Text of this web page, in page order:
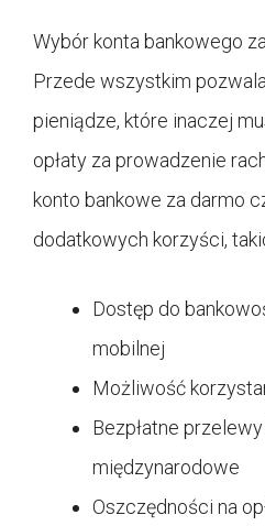
Wybór konta bankowego
Przede wszystkim
pieniądze, które inaczej
opłaty za prowadzenie
konto bankowe za darmo
dodatkowych korzyści,
Dostęp do
mobilnej
Możliwość
Bezpłatne
międzynarodowe
Oszczędności na